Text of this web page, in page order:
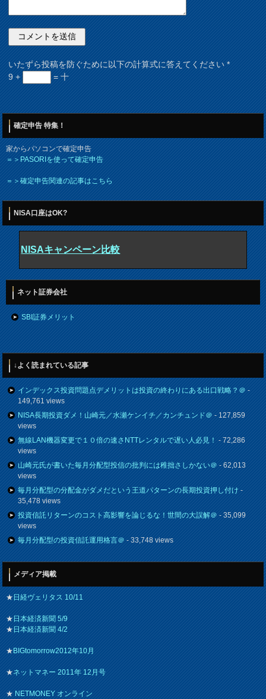
いたずら投稿を防ぐために以下の計算式に答えてください*
9 +
= 十
確定申告 特集！
家からパソコンで確定申告
＝＞PASORIを使って確定申告
＝＞確定申告関連の記事はこちら
NISA口座はOK?
NISAキャンペーン比較
ネット証券会社
SBI証券メリット
↓よく読まれている記事
インデックス投資問題点デメリットは投資の終わりにある出口戦略？＠-
149,761 views
NISA長期投資ダメ！山崎元／水瀬ケンイチ／カンチュンド＠- 127,859
views
無線LAN機器変更で１０倍の速さNTTレンタルで遅い人必見！- 72,286
views
山崎元氏が書いた毎月分配型投信の批判には稚拙さしかない＠- 62,013
views
毎月分配型の分配金がダメだという王道パターンの長期投資押し付け-
35,478 views
投資信託リターンのコスト高影響を論じるな！世間の大誤解＠- 35,099
views
毎月分配型の投資信託運用格言＠- 33,748 views
メディア掲載
★日経ヴェリタス 10/11
★日本経済新聞 5/9
★日本経済新聞 4/2
★BIGtomorrow2012年10月
★ネットマネー 2011年 12月号
★NETMONEY オンライン